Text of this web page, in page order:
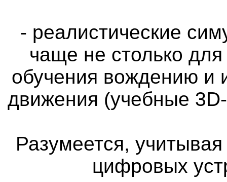
- реалистические
чаще не столько
обучения вождению и
движения (учебные
Разумеется,
цифровых